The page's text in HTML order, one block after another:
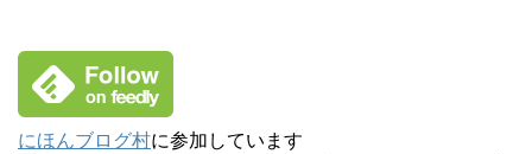
にほんブログ村に参加しています